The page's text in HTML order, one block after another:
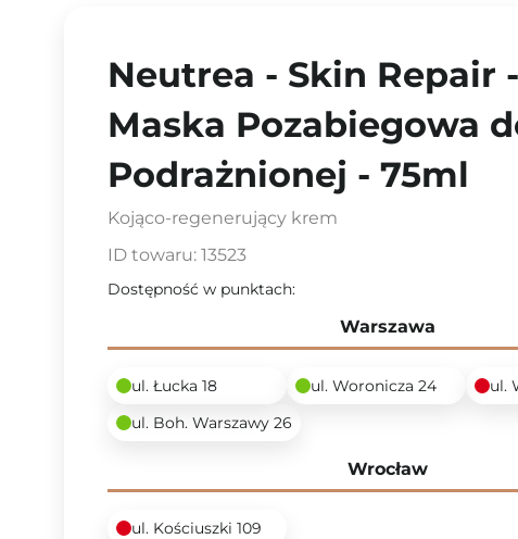
Neutrea - Skin Repair
Maska Pozabiegowa
Podrażnionej - 75ml
Kojąco-regenerujący krem
ID towaru: 13523
Dostępność w punktach:
Warszawa
ul. Łucka 18 ul. Woronicza 24
ul.
ul. Boh. Warszawy 26
Wrocław
ul. Kościuszki 109